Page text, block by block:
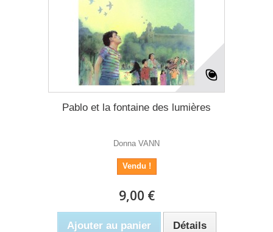
Pablo et la fontaine des lumières
Donna VANN
Vendu !
9,00 €
Ajouter au panier Détails